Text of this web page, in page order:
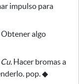
impulso para
Obtener algo
Cu. Hacer bromas a
pop.◆